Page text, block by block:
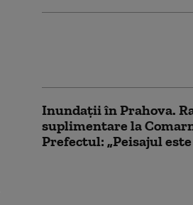
Inundații în Prahova.
suplimentare la
Prefectul: „Peisajul